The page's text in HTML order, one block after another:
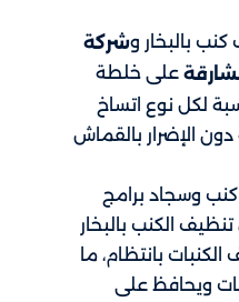
بالبخار وشركة
على خلطة
لكل نوع اتساخ
الإضرار بالقماش
وسجاد برامج
الكنب بالبخار
بانتظام، ما
ويحافظ على